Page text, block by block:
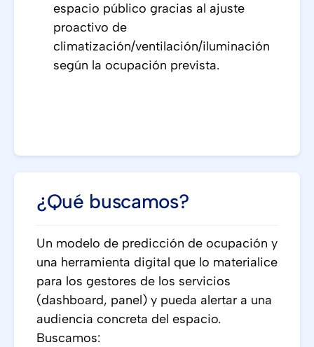
espacio público gracias al ajuste
proactivo de
climatización/ventilación/iluminación
según la ocupación prevista.
¿Qué buscamos?
Un modelo de predicción de ocupación y
una herramienta digital que lo materialice
para los gestores de los servicios
(dashboard, panel) y pueda alertar a una
audiencia concreta del espacio.
Buscamos: